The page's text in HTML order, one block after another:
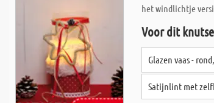
het windlichtje
Voor dit
Glazen vaas -
Satijnlint met